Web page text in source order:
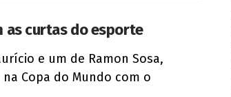
as curtas do esporte
e um de Ramon Sosa,
Copa do Mundo com o